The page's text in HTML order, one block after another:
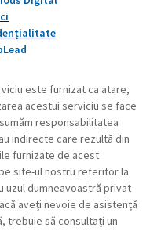
este furnizat ca atare,
acestui serviciu se face
responsabilitatea
indirecte care rezultă din
furnizate de acest
site-ul nostru referitor la
dumneavoastră privat
aveți nevoie de asistență
trebuie să consultați un